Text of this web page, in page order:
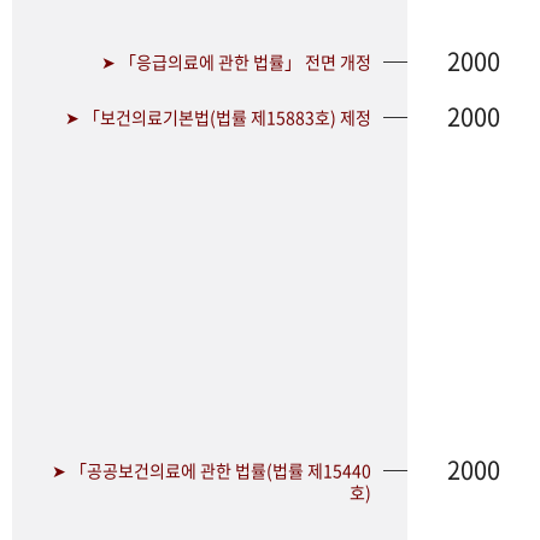
➤ 「응급의료에 관한 법률」 전면 개정 2000
➤ 「보건의료기본법(법률 제15883호) 제정 2000
➤ 「공공보건의료에 관한 법률(법률 제15440
호)
2000